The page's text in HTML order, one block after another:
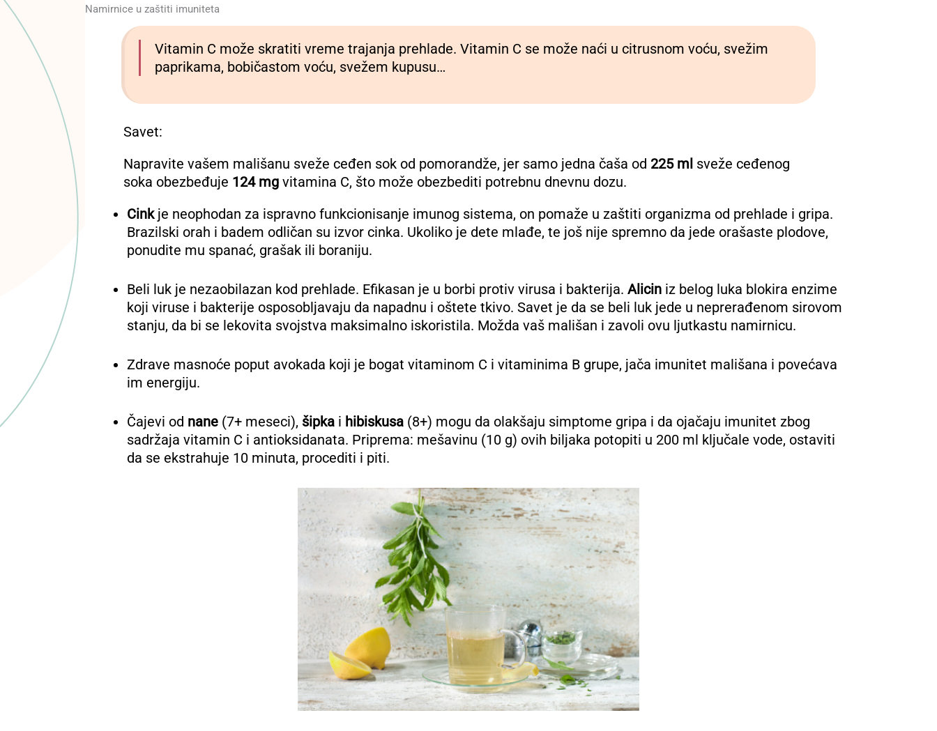
Namirnice u zaštiti imuniteta
Vitamin C može skratiti vreme trajanja prehlade. Vitamin C se može naći u citrusnom voću, svežim
paprikama, bobičastom voću, svežem kupusu…
Savet:
Napravite vašem mališanu sveže ceđen sok od pomorandže, jer samo jedna čaša od 225 ml sveže ceđenog
soka obezbeđuje 124 mg vitamina C, što može obezbediti potrebnu dnevnu dozu.
Cinkje neophodan za ispravno funkcionisanje imunog sistema, on pomaže u zaštiti organizma od prehlade i gripa.
Brazilski orah i badem odličan su izvor cinka. Ukoliko je dete mlađe, te još nije spremno da jede orašaste plodove,
ponudite mu spanać, grašak ili boraniju.
Beli luk je nezaobilazan kod prehlade. Efikasan je u borbi protiv virusa i bakterija. Alicin iz belog luka blokira enzime
koji viruse i bakterije osposobljavaju da napadnu i oštete tkivo. Savet je da se beli luk jede u neprerađenom sirovom
stanju, da bi se lekovita svojstva maksimalno iskoristila. Možda vaš mališan i zavoli ovu ljutkastu namirnicu.
Zdrave masnoće poput avokada koji je bogat vitaminom C i vitaminima B grupe, jača imunitet mališana i povećava
im energiju.
Čajevi od nane (7+ meseci), šipka i hibiskusa (8+) mogu da olakšaju simptome gripa i da ojačaju imunitet zbog
sadržaja vitamin C i antioksidanata. Priprema: mešavinu (10 g) ovih biljaka potopiti u 200 ml ključale vode, ostaviti
da se ekstrahuje 10 minuta, procediti i piti.